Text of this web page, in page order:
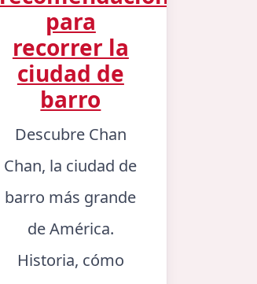
para
recorrer la
ciudad de
barro
Descubre Chan
Chan, la ciudad de
barro más grande
de América.
Historia, cómo